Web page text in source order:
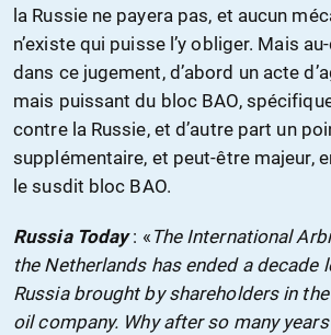
la Russie ne payera pas, et aucun
n’existe qui puisse l’y obliger. Mais
dans ce jugement, d’abord un acte
mais puissant du bloc BAO,
contre la Russie, et d’autre part un
supplémentaire, et peut-être majeur,
le susdit bloc BAO.
Russia Today: « The International
the Netherlands has ended a decade
Russia brought by shareholders in
oil company. Why after so many